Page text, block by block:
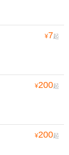
¥7起
¥200起
¥200起